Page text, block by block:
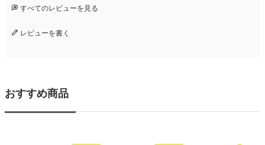
すべてのレビューを見る
レビューを書く
おすすめ商品